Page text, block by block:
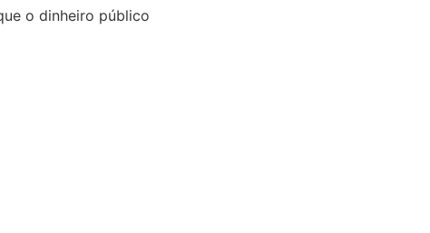
o dinheiro público